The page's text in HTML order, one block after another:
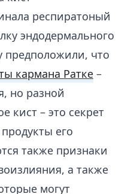
респиратоный
эндодермального
предположили, что
кармана Ратке –
но разной
кист – это секрет
его
также признаки
а также
могут